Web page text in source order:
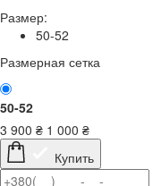
Размер:
50-52
Размерная сетка
50-52
3 900 ₴ 1 000 ₴
Купить